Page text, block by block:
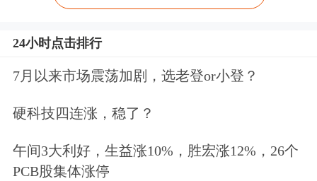
（从左到右：瑞恩·麦克伦尼、弗拉基
24小时点击排行
7月以来市场震荡加剧，选老登or小登？
硬科技四连涨，稳了？
午间3大利好，生益涨10%，胜宏涨12%，26个
PCB股集体涨停